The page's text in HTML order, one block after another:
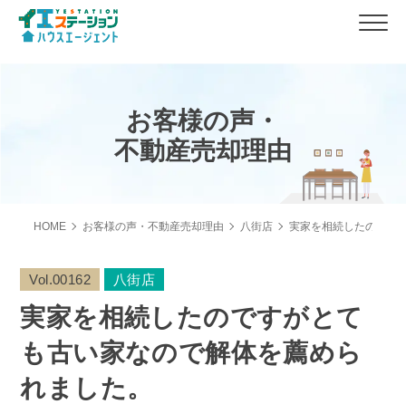
お客様の声・
不動産売却理由
HOME お客様の声・不動産売却理由 八街店 実家を相続したのです
Vol.00162 八街店
実家を相続したのですがとて
も古い家なので解体を薦めら
れました。